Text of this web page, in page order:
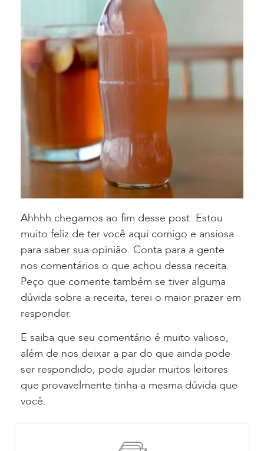
Ahhhh chegamos ao fim desse post. Estou
muito feliz de ter você aqui comigo e ansiosa
para saber sua opinião. Conta para a gente
nos comentários o que achou dessa receita.
Peço que comente também se tiver alguma
dúvida sobre a receita, terei o maior prazer em
responder.
E saiba que seu comentário é muito valioso,
além de nos deixar a par do que ainda pode
ser respondido, pode ajudar muitos leitores
que provavelmente tinha a mesma dúvida que
você.